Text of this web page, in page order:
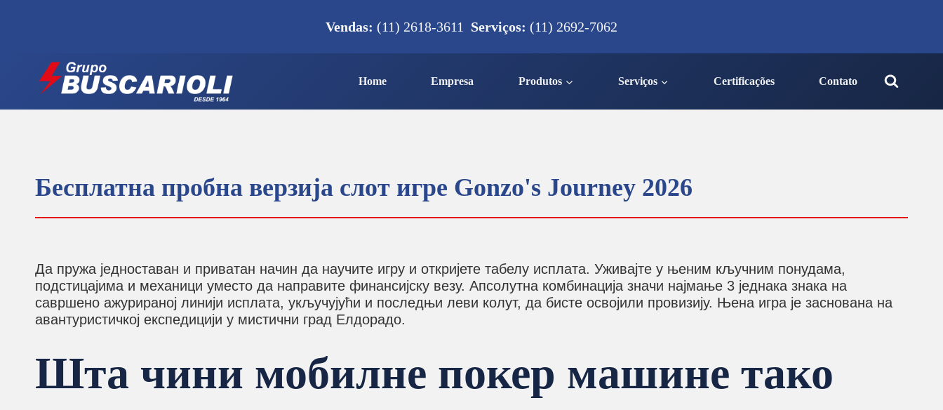
Vendas: (11) 2618-3611 Serviços: (11) 2692-7062
Home Empresa Produtos Serviços Certificações Contato
Бесплатна пробна верзија слот игре Gonzo's Journey 2026
Да пружа једноставан и приватан начин да научите игру и откријете табелу исплата. Уживајте у њеним кључним понудама,
подстицајима и механици уместо да направите финансијску везу. Апсолутна комбинација значи најмање 3 једнака знака на
савршено ажурираној линији исплата, укључујући и последњи леви колут, да бисте освојили провизију. Њена игра је заснована на
авантуристичкој експедицији у мистични град Елдорадо.
Шта чини мобилне покер машине тако